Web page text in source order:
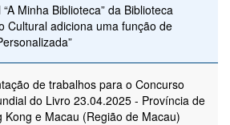
Minha Biblioteca” da Biblioteca
Cultural adiciona uma função de
de trabalhos para o Concurso
do Livro 23.04.2025 - Província de
Kong e Macau (Região de Macau)